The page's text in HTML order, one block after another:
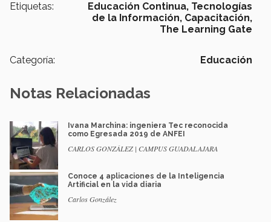
Etiquetas: Educación Continua, Tecnologías
de la Información, Capacitación,
The Learning Gate
Categoría: Educación
Notas Relacionadas
Ivana Marchina: ingeniera Tec reconocida
como Egresada 2019 de ANFEI
CARLOS GONZÁLEZ | CAMPUS GUADALAJARA
Conoce 4 aplicaciones de la Inteligencia
Artificial en la vida diaria
Carlos González